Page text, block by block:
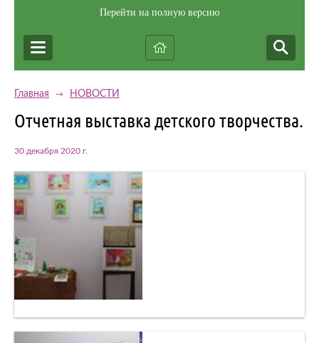
Перейти на полную версию
Главная → НОВОСТИ
Отчетная выставка детского творчества.
30 декабря 2020 г.